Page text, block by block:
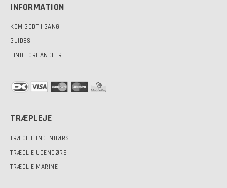
INFORMATION
KOM GODT I GANG
GUIDES
FIND FORHANDLER
TRÆPLEJE
TRÆOLIE INDENDØRS
TRÆOLIE UDENDØRS
TRÆOLIE MARINE